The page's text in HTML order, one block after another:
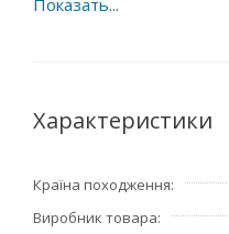
• Безопасное
0,14 до 4 мм²,
серии имеют 2
расположение данных
Характеристики
Країна походження
Виробник товара